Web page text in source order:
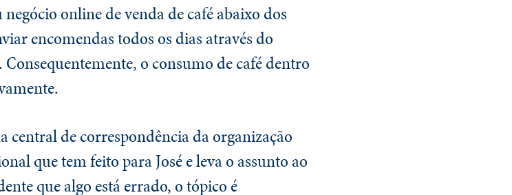
online de venda de café abaixo dos
encomendas todos os dias através do
o consumo de café dentro
de correspondência da organização
que tem feito para José e leva o assunto ao
que algo está errado, o tópico é